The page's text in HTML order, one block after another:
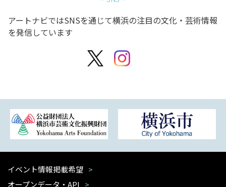
アートナビではSNSを通じて横浜の注目の文化・芸術情報
を発信しています
イベント情報掲載希望
オープンデータ・API